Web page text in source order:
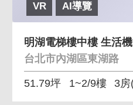
VR AI導覽
明湖電梯樓中樓 生活
台北市內湖區東湖路
51.79坪 1~2/9樓 3